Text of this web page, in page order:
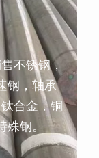
不锈钢，
钢，轴承
合金，铜
殊钢。